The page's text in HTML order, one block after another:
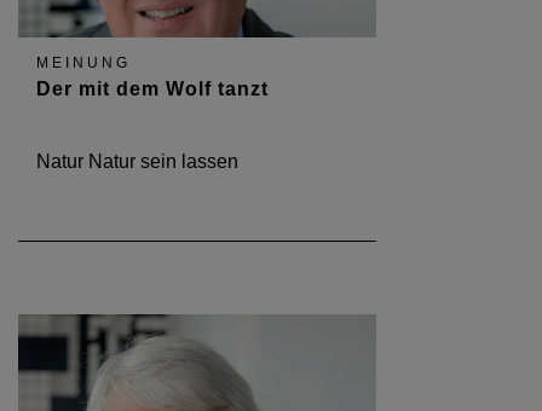
MEINUNG
Der mit dem Wolf tanzt
Natur Natur sein lassen